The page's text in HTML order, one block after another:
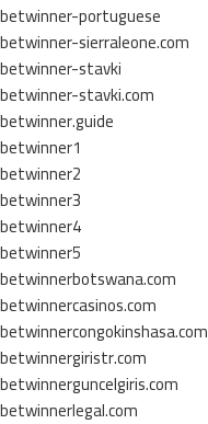
betwinner-portuguese
betwinner-sierraleone.com
betwinner-stavki
betwinner-stavki.com
betwinner.guide
betwinner1
betwinner2
betwinner3
betwinner4
betwinner5
betwinnerbotswana.com
betwinnercasinos.com
betwinnercongokinshasa.com
betwinnergiristr.com
betwinnerguncelgiris.com
betwinnerlegal.com